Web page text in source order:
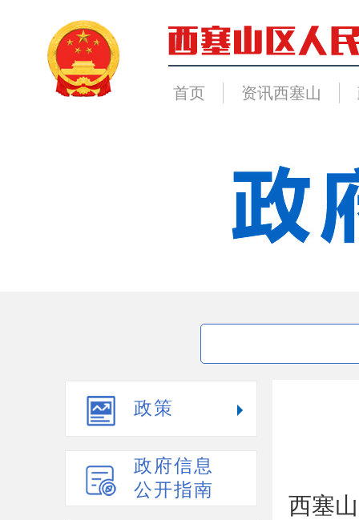
首页 资讯西塞山
政策
政府信息
公开指南
西塞